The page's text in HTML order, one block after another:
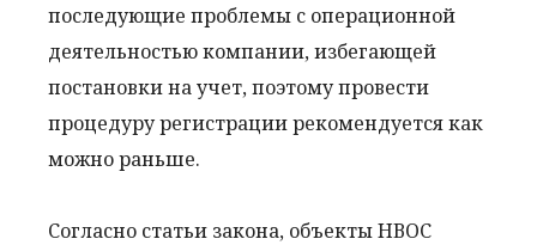
последующие проблемы с операционной
деятельностью компании, избегающей
постановки на учет, поэтому провести
процедуру регистрации рекомендуется как
можно раньше.
Согласно статьи закона, объекты НВОС